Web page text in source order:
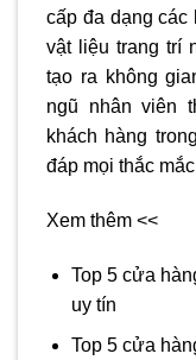
cấp đa dạng các
vật liệu trang trí
tạo ra không
ngũ nhân viên
khách hàng
đáp mọi thắc
Xem thêm <<
Top 5 cửa
uy tín
Top 5 cửa